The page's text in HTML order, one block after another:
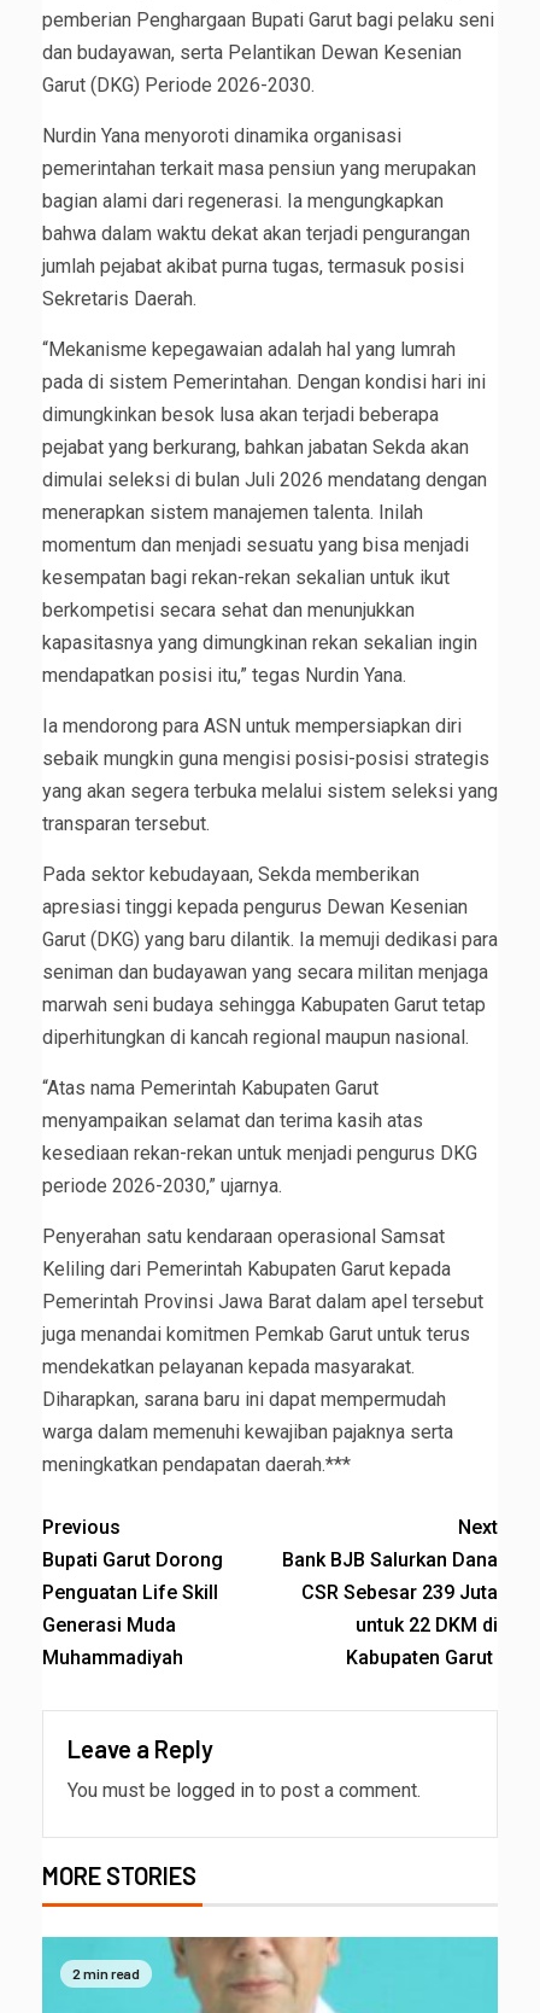
pemberian Penghargaan Bupati Garut bagi pelaku seni
dan budayawan, serta Pelantikan Dewan Kesenian
Garut (DKG) Periode 2026-2030.
Nurdin Yana menyoroti dinamika organisasi
pemerintahan terkait masa pensiun yang merupakan
bagian alami dari regenerasi. Ia mengungkapkan
bahwa dalam waktu dekat akan terjadi pengurangan
jumlah pejabat akibat purna tugas, termasuk posisi
Sekretaris Daerah.
“Mekanisme kepegawaian adalah hal yang lumrah
pada di sistem Pemerintahan. Dengan kondisi hari ini
dimungkinkan besok lusa akan terjadi beberapa
pejabat yang berkurang, bahkan jabatan Sekda akan
dimulai seleksi di bulan Juli 2026 mendatang dengan
menerapkan sistem manajemen talenta. Inilah
momentum dan menjadi sesuatu yang bisa menjadi
kesempatan bagi rekan-rekan sekalian untuk ikut
berkompetisi secara sehat dan menunjukkan
kapasitasnya yang dimungkinan rekan sekalian ingin
mendapatkan posisi itu,” tegas Nurdin Yana.
Ia mendorong para ASN untuk mempersiapkan diri
sebaik mungkin guna mengisi posisi-posisi strategis
yang akan segera terbuka melalui sistem seleksi yang
transparan tersebut.
Pada sektor kebudayaan, Sekda memberikan
apresiasi tinggi kepada pengurus Dewan Kesenian
Garut (DKG) yang baru dilantik. Ia memuji dedikasi para
seniman dan budayawan yang secara militan menjaga
marwah seni budaya sehingga Kabupaten Garut tetap
diperhitungkan di kancah regional maupun nasional.
“Atas nama Pemerintah Kabupaten Garut
menyampaikan selamat dan terima kasih atas
kesediaan rekan-rekan untuk menjadi pengurus DKG
periode 2026-2030,” ujarnya.
Penyerahan satu kendaraan operasional Samsat
Keliling dari Pemerintah Kabupaten Garut kepada
Pemerintah Provinsi Jawa Barat dalam apel tersebut
juga menandai komitmen Pemkab Garut untuk terus
mendekatkan pelayanan kepada masyarakat.
Diharapkan, sarana baru ini dapat mempermudah
warga dalam memenuhi kewajiban pajaknya serta
meningkatkan pendapatan daerah.***
Previous
Bupati Garut Dorong
Penguatan Life Skill
Generasi Muda
Muhammadiyah
Next
Bank BJB Salurkan Dana
CSR Sebesar 239 Juta
untuk 22 DKM di
Kabupaten Garut ‎
Leave a Reply
You must be logged in to post a comment.
MORE STORIES
2 min read